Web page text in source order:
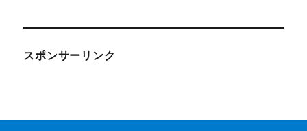
スポンサーリンク